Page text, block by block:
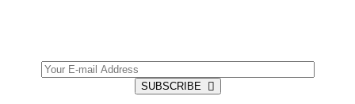
SUBSCRIBE